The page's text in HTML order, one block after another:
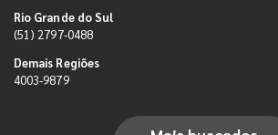
Rio Grande do Sul
(51) 2797-0488
Demais Regiões
4003-9879